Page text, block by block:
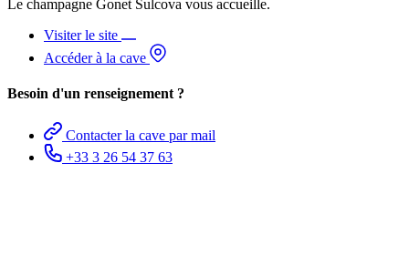
Le champagne Gonet Sulcova vous accueille.
Visiter le site
Accéder à la cave
Besoin d'un renseignement ?
Contacter la cave par mail
+33 3 26 54 37 63